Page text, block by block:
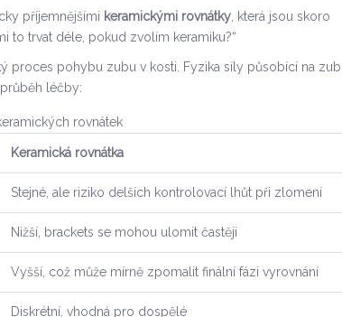
příjemnějšími keramickými rovnátky , která jsou skoro
to trvat déle, pokud zvolím keramiku?“
proces pohybu zubu v kosti. Fyzika síly působící na zub
léčby:
rovnátek
Keramická rovnátka
Stejné, ale riziko delších kontrolovací lhůt při zlomení
Nižší, brackets se mohou ulomit častěji
Vyšší, což může mírně zpomalit finální fázi vyrovnání
Diskrétní, vhodná pro dospělé